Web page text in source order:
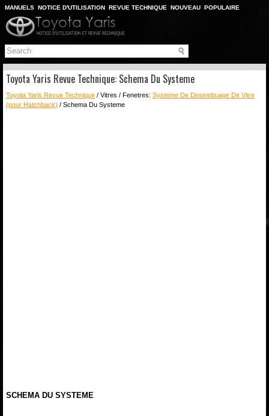
MANUELS NOTICE D'UTILISATION REVUE TECHNIQUE NOUVEAU POPULAIRE
PLAN DU SITE
CHERCHER
Toyota Yaris Revue Technique: Schema Du Systeme
Toyota Yaris Revue Technique / Vitres / Fenetres: Systeme De Desembuage De Vitre
(pour Hatchback) / Schema Du Systeme
SCHEMA DU SYSTEME